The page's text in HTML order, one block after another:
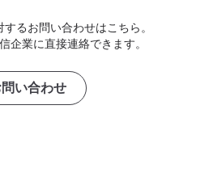
るお問い合わせはこちら。
企業に直接連絡できます。
問い合わせ